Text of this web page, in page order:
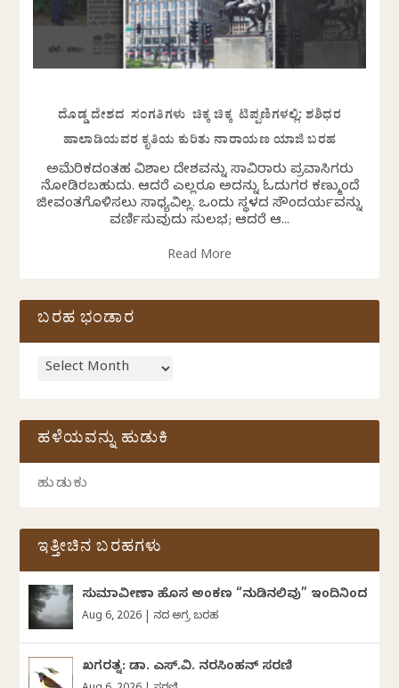
ದೊಡ್ಡ ದೇಶದ ಸಂಗತಿಗಳು ಚಿಕ್ಕ ಚಿಕ್ಕ ಟಿಪ್ಪಣಿಗಳಲ್ಲಿ: ಶಶಿಧರ
ಹಾಲಾಡಿಯವರ ಕೃತಿಯ ಕುರಿತು ನಾರಾಯಣ ಯಾಜಿ ಬರಹ
ಅಮೆರಿಕದಂತಹ ವಿಶಾಲ ದೇಶವನ್ನು ಸಾವಿರಾರು ಪ್ರವಾಸಿಗರು
ನೋಡಿರಬಹುದು. ಆದರೆ ಎಲ್ಲರೂ ಅದನ್ನು ಓದುಗರ ಕಣ್ಮುಂದೆ
ಜೀವಂತಗೊಳಿಸಲು ಸಾಧ್ಯವಿಲ್ಲ. ಒಂದು ಸ್ಥಳದ ಸೌಂದರ್ಯವನ್ನು
ವರ್ಣಿಸುವುದು ಸುಲಭ; ಆದರೆ ಆ...
Read More
ಬರಹ ಭಂಡಾರ
ಹಳೆಯವನ್ನು ಹುಡುಕಿ
ಇತ್ತೀಚಿನ ಬರಹಗಳು
ಸುಮಾವೀಣಾ ಹೊಸ ಅಂಕಣ “ನುಡಿನಲಿವು” ಇಂದಿನಿಂದ
Aug 6, 2026 ದಿನದ ಅಗ್ರ ಬರಹ
ಖಗರತ್ನ: ಡಾ. ಎಸ್.ವಿ. ನರಸಿಂಹನ್‌‌ ಸರಣಿ